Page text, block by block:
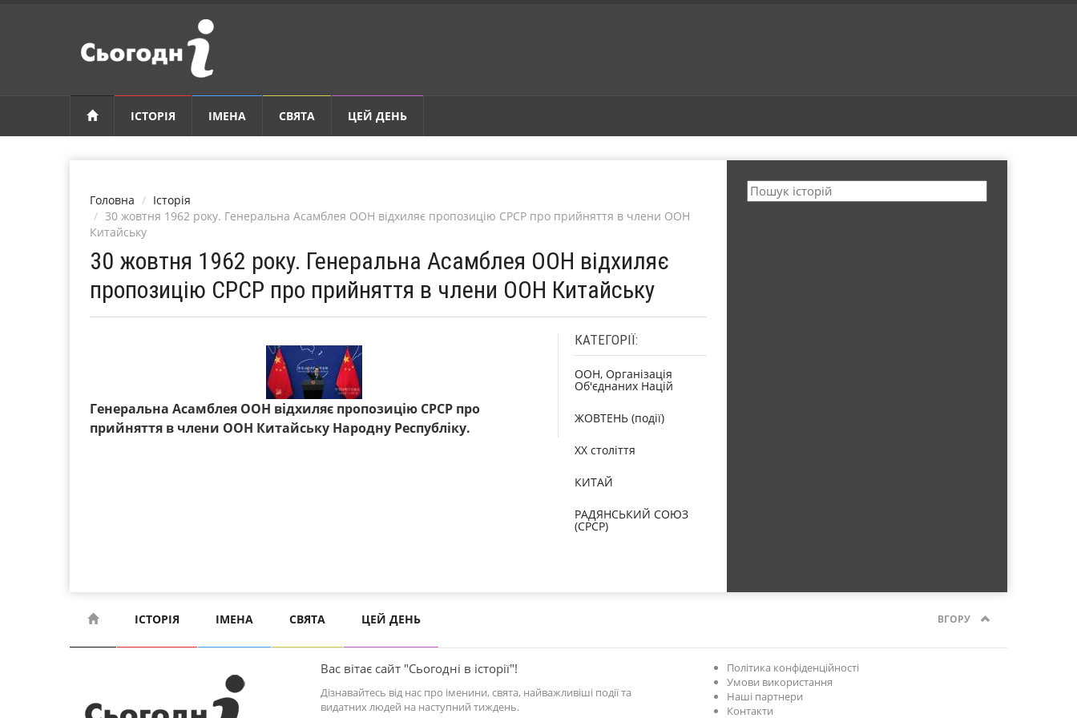
ІСТОРІЯ ІМЕНА СВЯТА ЦЕЙ ДЕНЬ
Головна
Історія
30 жовтня 1962 року. Генеральна Асамблея ООН відхиляє пропозицію СРСР про прийняття в члени ООН
Китайську
30 жовтня 1962 року. Генеральна Асамблея ООН відхиляє
пропозицію СРСР про прийняття в члени ООН Китайську
Генеральна Асамблея ООН відхиляє пропозицію СРСР про
прийняття в члени ООН Китайську Народну Республіку.
КАТЕГОРІЇ:
ООН, Організація
Об'єднаних Націй
ЖОВТЕНЬ (події)
XX століття
КИТАЙ
РАДЯНСЬКИЙ СОЮЗ
(СРСР)
ІСТОРІЯ ІМЕНА СВЯТА ЦЕЙ ДЕНЬ ВГОРУ
Вас вітає сайт "Сьогодні в історії"!
Дізнавайтесь від нас про іменини, свята, найважливіші події та
видатних людей на наступний тиждень.
Політика конфіденційності
Умови використання
Наші партнери
Контакти